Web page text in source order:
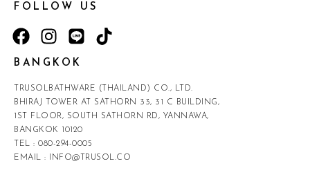
FOLLOW US
BANGKOK
TRUSOLBATHWARE (THAILAND) CO., LTD.
BHIRAJ TOWER AT SATHORN 33, 31 C BUILDING,
1ST FLOOR, SOUTH SATHORN RD, YANNAWA,
BANGKOK 10120
TEL : 080-294-0005
EMAIL :
INFO@TRUSOL.CO